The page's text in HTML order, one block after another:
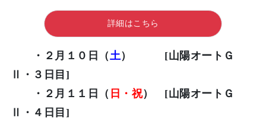
詳細はこちら
・２月１０日（土） [山陽オートＧ
Ⅱ・３日目]
・２月１１日（ 日・祝） [山陽オートＧ
Ⅱ・４日目]